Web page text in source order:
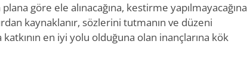
göre ele alınacağına, kestirme yapılmayacağına
kaynaklanır, sözlerini tutmanın ve düzeni
en iyi yolu olduğuna olan inançlarına kök